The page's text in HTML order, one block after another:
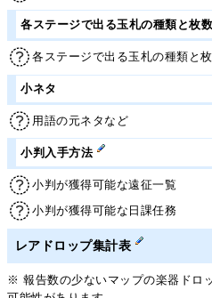
各ステージで出る玉札の種類と枚
各ステージで出る玉札の種類と枚
小ネタ
用語の元ネタなど
小判入手方法
小判が獲得可能な遠征一覧
小判が獲得可能な日課任務
レアドロップ集計表
※ 報告数の少ないマップの楽器ドロ